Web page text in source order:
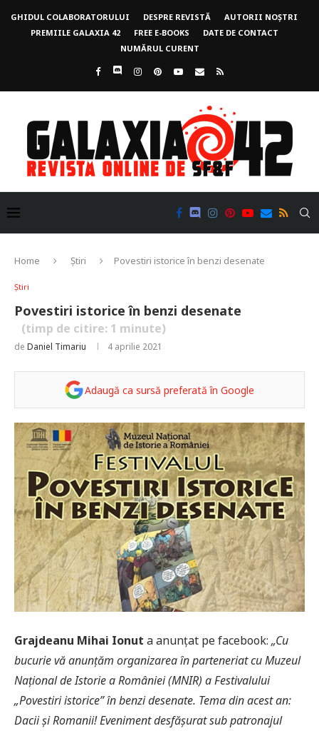
GHIDUL COLABORATORULUI DESPRE REVISTĂ
AUTORII NOȘTRI
PREMIILE GALAXIA 42
FREE E-BOOKS
DATE DE CONTACT
NUMĂRUL CURENT
Home Știri Povestiri istorice în benzi desenate
Știri
Povestiri istorice în benzi desenate
(timp de citire: 1 minute)
de Daniel Timariu 4 aprilie 2021
Adaugă ca sursă preferată în Google
Grajdeanu Mihai Ionut a anunțat pe facebook: „Cu
bucurie vă anunțăm organizarea în parteneriat cu Muzeul
Național de Istorie a României (MNIR) a Festivalului
„Povestiri istorice” în benzi desenate. Tema din acest an:
Dacii și Romanii! Eveniment desfășurat sub patronajul